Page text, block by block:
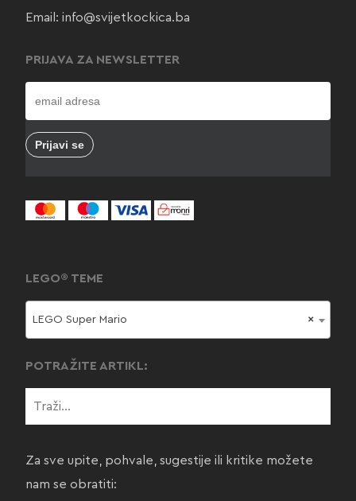
Email: info@svijetkockica.ba
PRIJAVA ZA NEWSLETTER
LEGO® TEME
×
LEGO Super Mario
POTRAŽITE ARTIKL:
Za sve upite, pohvale, sugestije ili kritike možete
nam se obratiti: